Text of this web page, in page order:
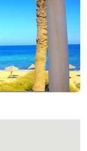
photos